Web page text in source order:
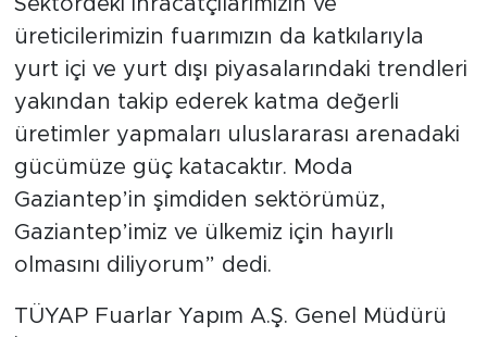
Sektördeki ihracatçılarımızın ve
üreticilerimizin fuarımızın da katkılarıyla
yurt içi ve yurt dışı piyasalarındaki trendleri
yakından takip ederek katma değerli
üretimler yapmaları uluslararası arenadaki
gücümüze güç katacaktır. Moda
Gaziantep’in şimdiden sektörümüz,
Gaziantep’imiz ve ülkemiz için hayırlı
olmasını diliyorum” dedi.
TÜYAP Fuarlar Yapım A.Ş. Genel Müdürü